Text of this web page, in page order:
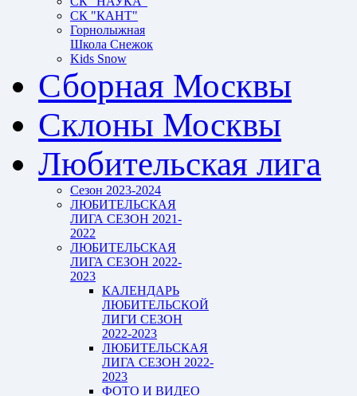
СК "КАНТ"
Горнолыжная
Школа Снежок
Kids Snow
Сборная Москвы
Склоны Москвы
Любительская лига
Сезон 2023-2024
ЛЮБИТЕЛЬСКАЯ
ЛИГА СЕЗОН 2021-
2022
ЛЮБИТЕЛЬСКАЯ
ЛИГА СЕЗОН 2022-
2023
КАЛЕНДАРЬ
ЛЮБИТЕЛЬСКОЙ
ЛИГИ СЕЗОН
2022-2023
ЛЮБИТЕЛЬСКАЯ
ЛИГА СЕЗОН 2022-
2023
ФОТО И ВИДЕО